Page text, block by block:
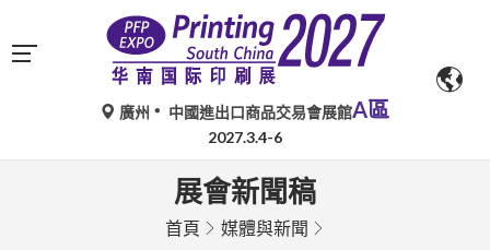
廣州 中國進出口商品交易會展館A區
2027.3.4-6
展會新聞稿
首頁 媒體與新聞